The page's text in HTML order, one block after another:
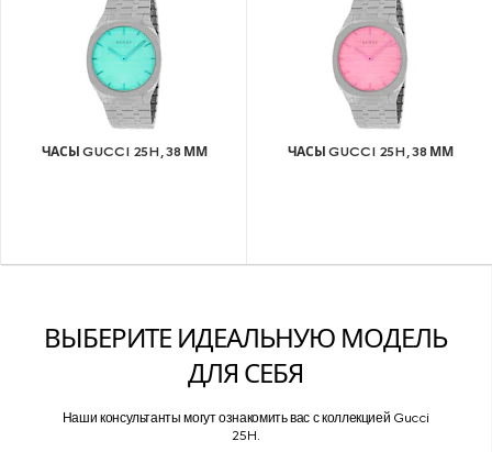
ЧАСЫ GUCCI 25H, 38 ММ ЧАСЫ GUCCI 25H, 38 ММ
ВЫБЕРИТЕ ИДЕАЛЬНУЮ МОДЕЛЬ
ДЛЯ СЕБЯ
Наши консультанты могут ознакомить вас с коллекцией Gucci
25H.